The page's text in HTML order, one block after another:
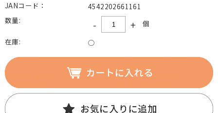
JANコード：
4542202661161
数量:
- +
個
在庫:
○